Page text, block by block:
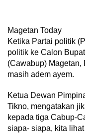
Magetan Today
Ketika Partai politik
politik ke Calon
(Cawabup) Magetan,
masih adem ayem.
Ketua Dewan
Tikno, mengatakan
kepada tiga Cabup-
siapa- siapa, kita